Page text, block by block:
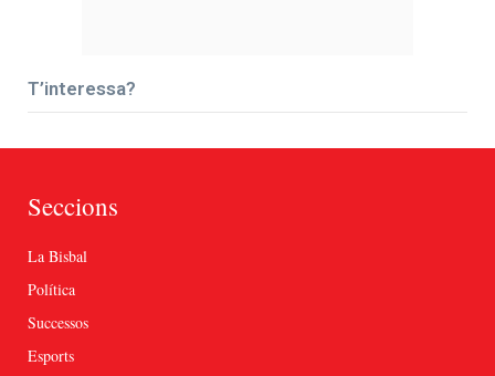
T’interessa?
Seccions
La Bisbal
Política
Successos
Esports